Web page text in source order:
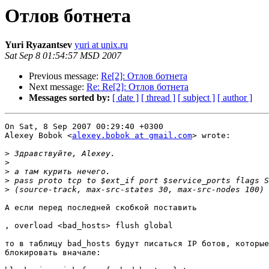
Отлов ботнета
Yuri Ryazantsev yuri at unix.ru
Sat Sep 8 01:54:57 MSD 2007
Previous message: Re[2]: Отлов ботнета
Next message: Re: Re[2]: Отлов ботнета
Messages sorted by: [ date ] [ thread ] [ subject ] [ author ]
On Sat, 8 Sep 2007 00:29:40 +0300
Alexey Bobok <alexey.bobok at gmail.com> wrote:
>
>
>
>
>
А если перед последней скобкой поставить
, overload <bad_hosts> flush global
то в таблицу bad_hosts будут писаться IP ботов,
блокировать вначале: